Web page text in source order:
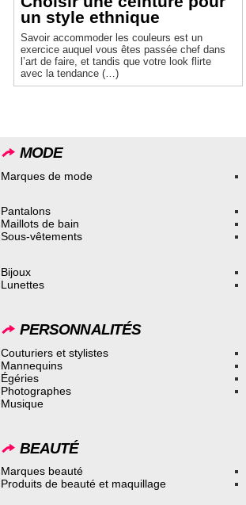
un style ethnique
Savoir accommoder les couleurs est un
exercice auquel vous êtes passée chef dans
l’art de faire, et tandis que votre look flirte
avec la tendance (…)
MODE
Marques de mode
Pantalons
Maillots de bain
Sous-vêtements
Bijoux
Lunettes
PERSONNALITÉS
Couturiers et stylistes
Mannequins
Égéries
Photographes
Musique
BEAUTÉ
Marques beauté
Produits de beauté et maquillage